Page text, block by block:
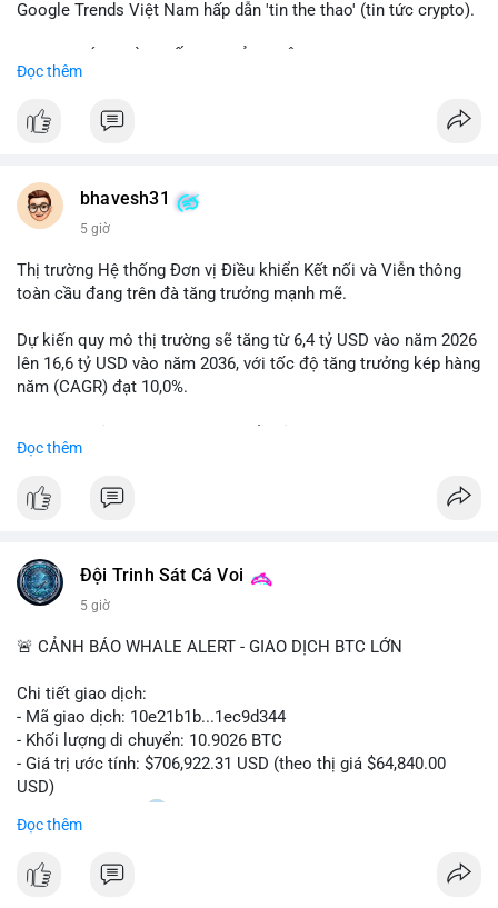
Google Trends Việt Nam hấp dẫn 'tin the thao' (tin tức crypto).
ONDO, CASHCAT. • Chủ đề 'tô thị ty na' (tỷ giá) và 'giao thông'
BTC breakout và lệnh long/short.
định crypto là 'vấn đề lớn' giúp giảm áp lực USD. • Binance hỗ
trợ cổ phiếu Apple/IBM. • Bài đăng hấp dẫn về $HFT, $SKYAI,
💡 NHẬN ĐỊNH & KHUYẾN NGHỊ: Tâm lý thị trường đang phân
coin (PENGU, CASHCAT) và tin cậy từ các dự án lớn (BTC,
SOL). Rủi ro tăng nếu không có thông tin rõ ràng về quy định.
Đọc thêm
bhavesh31
5 giờ
Thị trường Hệ thống Đơn vị Điều khiển Kết nối và Viễn thông
toàn cầu đang trên đà tăng trưởng mạnh mẽ.
Dự kiến quy mô thị trường sẽ tăng từ 6,4 tỷ USD vào năm 2026
lên 16,6 tỷ USD vào năm 2036, với tốc độ tăng trưởng kép hàng
năm (CAGR) đạt 10,0%.
trong các lĩnh vực ô tô, logistics và thiết bị thông minh.
Doanh nghiệp cần theo dõi xu hướng này để nắm bắt cơ hội
Đọc thêm
Đội Trinh Sát Cá Voi
5 giờ
🚨 CẢNH BÁO WHALE ALERT - GIAO DỊCH BTC LỚN
Chi tiết giao dịch:
- Mã giao dịch: 10e21b1b...1ec9d344
- Khối lượng di chuyển: 10.9026 BTC
- Giá trị ước tính: $706,922.31 USD (theo thị giá $64,840.00
USD)
- Thời gian: 18:20
Nhận định phân tích:
Giao dịch 10.9 BTC trị giá hơn 706 nghìn USD được thực hiện
Đọc thêm